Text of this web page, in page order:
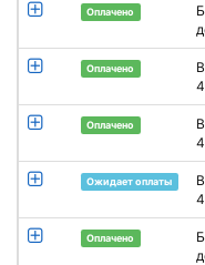
Оплачено
Оплачено
Оплачено
Ожидает оплаты
Оплачено